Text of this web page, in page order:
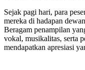
Sejak pagi hari, para
mereka di hadapan
Beragam penampilan
vokal, musikalitas, serta
mendapatkan apresiasi